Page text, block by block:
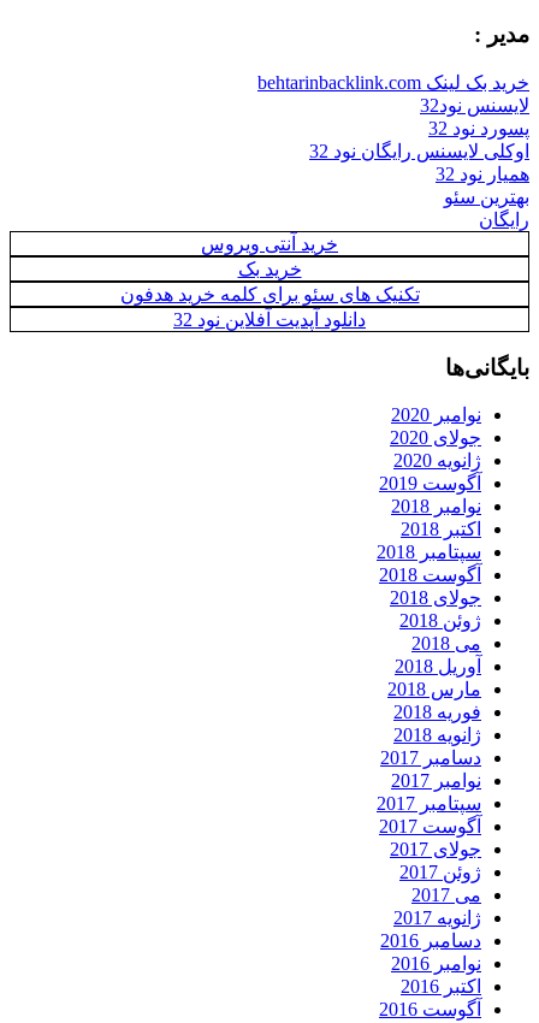
مدیر :
خرید بک لینک behtarinbacklink.com
لایسنس نود32
پسورد نود 32
اوکلی لایسنس رایگان نود 32
همیار نود 32
بهترین سئو
رایگان
خرید آنتی ویروس
خرید بک
تکنیک های سئو برای کلمه خرید هدفون
دانلود آپدیت آفلاین نود 32
بایگانی‌ها
نوامبر 2020
جولای 2020
ژانویه 2020
آگوست 2019
نوامبر 2018
اکتبر 2018
سپتامبر 2018
آگوست 2018
جولای 2018
ژوئن 2018
می 2018
آوریل 2018
مارس 2018
فوریه 2018
ژانویه 2018
دسامبر 2017
نوامبر 2017
سپتامبر 2017
آگوست 2017
جولای 2017
ژوئن 2017
می 2017
ژانویه 2017
دسامبر 2016
نوامبر 2016
اکتبر 2016
آگوست 2016